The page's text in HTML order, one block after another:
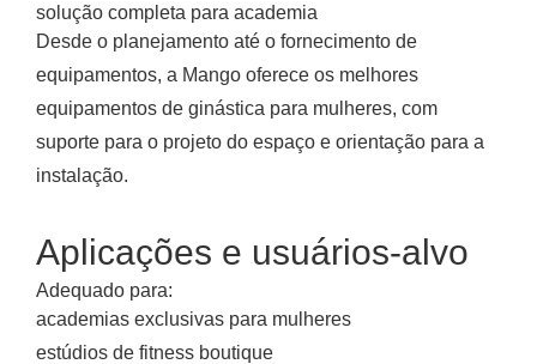
solução completa para academia
Desde o planejamento até o fornecimento de
equipamentos, a Mango oferece os melhores
equipamentos de ginástica para mulheres, com
suporte para o projeto do espaço e orientação para a
instalação.
Aplicações e usuários-alvo
Adequado para:
academias exclusivas para mulheres
estúdios de fitness boutique